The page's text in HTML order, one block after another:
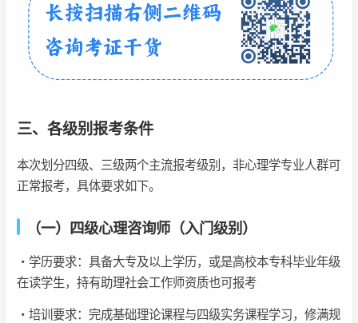
三、各级别报考条件
本次划分四级、三级两个主流报考级别，非心理学专业人群可
正常报考，具体要求如下。
（一）四级心理咨询师（入门级别）
・学历要求：具备大专及以上学历，或是高校本专科毕业年级
在读学生，持有助理社会工作师资质也可报考
・培训要求：完成基础理论课程与四级实务课程学习，修满规